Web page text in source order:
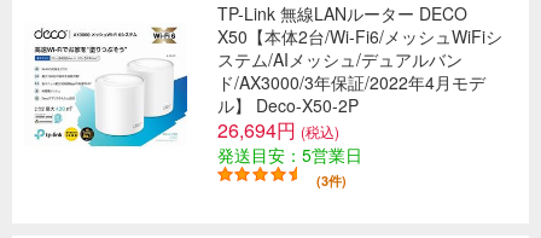
TP-Link 無線LANルーター DECO
X50【本体2台/Wi-Fi6/メッシュWiFiシ
ステム/AIメッシュ/デュアルバン
ド/AX3000/3年保証/2022年4月モデ
ル】 Deco-X50-2P
26,694円 (税込)
発送目安：5営業日
(3件)